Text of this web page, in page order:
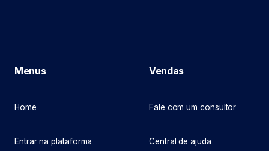
Menus
Home
Entrar na plataforma
Vendas
Fale com um consultor
Central de ajuda